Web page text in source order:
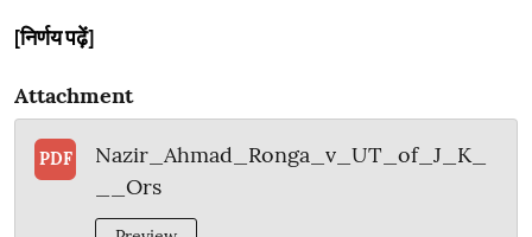
[निर्णय पढ़ें]
Attachment
PDF
Nazir_Ahmad_Ronga_v_UT_of_J_K_
__Ors